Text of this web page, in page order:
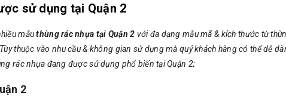
sử dụng tại Quận 2
mẫuthùng rác nhựa tại Quận 2 với đa dạng mẫu mã & kích thước từ
thuộc vào nhu cầu & không gian sử dụng mà quý khách hàng có thể dễ
rác nhựa đang được sử dụng phổ biến tại Quận 2;
2